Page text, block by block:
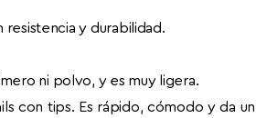
resistencia y durabilidad.
ni polvo, y es muy ligera.
con tips. Es rápido, cómodo y da un